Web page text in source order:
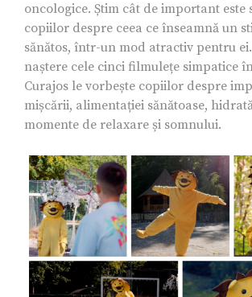
oncologice. Știm cât de important este
copiilor despre ceea ce înseamnă un
sănătos, într-un mod atractiv pentru
naștere cele cinci filmulețe simpatice
Curajos le vorbește copiilor despre
mișcării, alimentației sănătoase,
momente de relaxare și somnului.